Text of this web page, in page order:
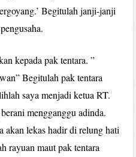
Begitulah janji-janji
kepada pak tentara. ”
Begitulah pak tentara
saya menjadi ketua RT.
mengganggu adinda.
akan lekas hadir di relung hati
rayuan maut pak tentara